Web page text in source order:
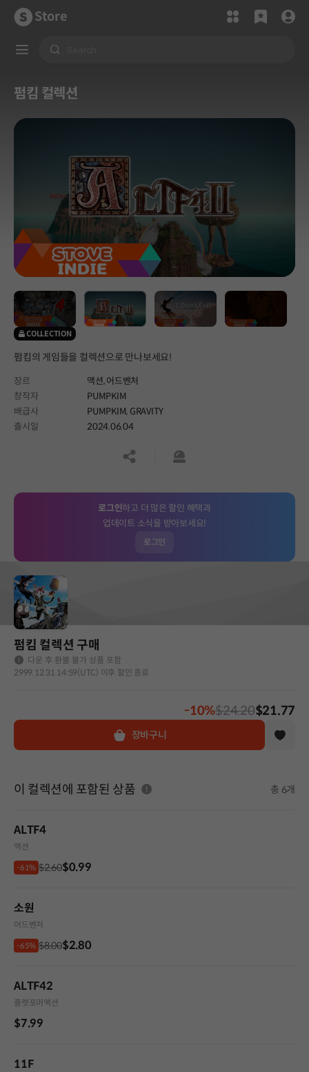
Store
펌킴 컬렉션
COLLECTION
펌킴의 게임들을 컬렉션으로 만나보세요!
장르 액션,어드벤처
창작자
PUMPKIM
배급사
PUMPKIM, GRAVITY
출시일
2024.06.04
공유하기신고하기
로그인하고 더 많은 할인 혜택과
업데이트 소식을 받아보세요!
로그인
펌킴 컬렉션 구매
다운 후 환불 불가 상품 포함
2999.12.31 14:59(UTC) 이후 할인 종료
-10%$24.20$21.77
장바구니
이 컬렉션에 포함된 상품 총 6개
ALTF4
액션
-61% $2.60$0.99
소원
어드벤처
-65% $8.00$2.80
ALTF42
플랫포머 액션
$7.99
11F